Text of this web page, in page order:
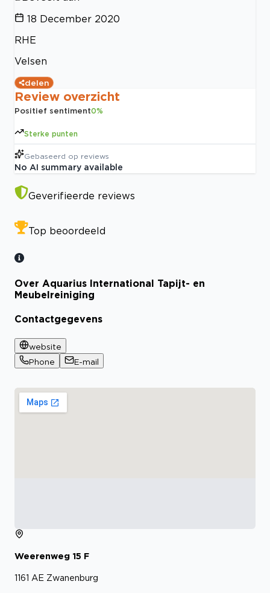
18 December 2020
RHE
Velsen
delen
Review overzicht
Positief sentiment0%
Sterke punten
Gebaseerd op reviews
No AI summary available
Geverifieerde reviews
Top beoordeeld
Over Aquarius International Tapijt- en
Meubelreiniging
Contactgegevens
website
Phone
E-mail
Weerenweg 15 F
1161 AE Zwanenburg